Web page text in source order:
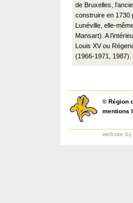
de Bruxelles,
construire en 1730
Lunéville, elle-
Mansart). A
Louis XV ou
(1966-1971, 1987).
©Région
mentions
website by